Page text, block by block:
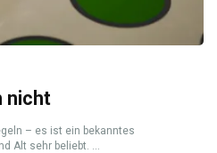
nicht
– es ist ein bekanntes
Alt sehr beliebt. ...